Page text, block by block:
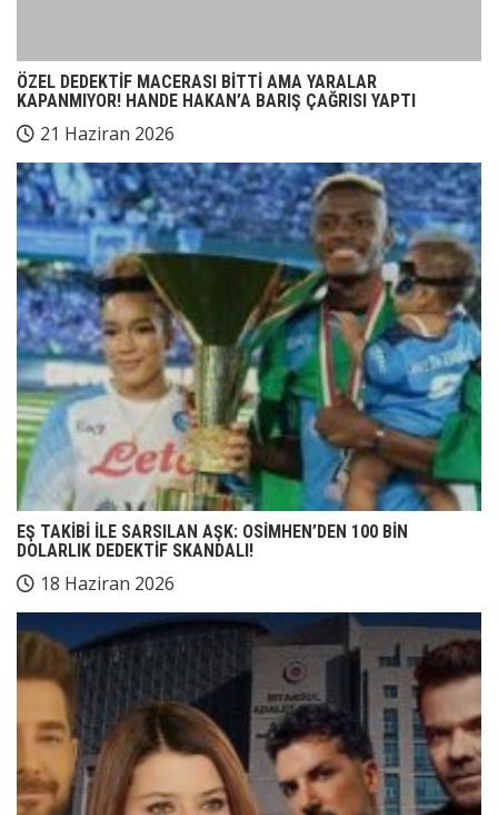
ÖZEL DEDEKTİF MACERASI BİTTİ AMA YARALAR
KAPANMIYOR! HANDE HAKAN’A BARIŞ ÇAĞRISI YAPTI
21 Haziran 2026
EŞ TAKİBİ İLE SARSILAN AŞK: OSİMHEN’DEN 100 BİN
DOLARLIK DEDEKTİF SKANDALI!
18 Haziran 2026